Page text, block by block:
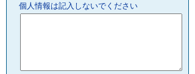
個人情報は記入しないでください